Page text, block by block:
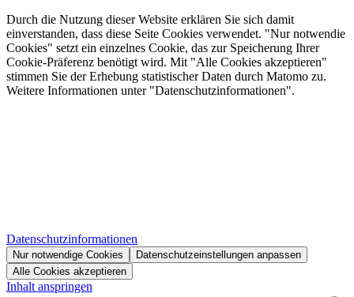
Durch die Nutzung dieser Website erklären Sie sich damit
einverstanden, dass diese Seite Cookies verwendet. "Nur notwendie
Cookies" setzt ein einzelnes Cookie, das zur Speicherung Ihrer
Cookie-Präferenz benötigt wird. Mit "Alle Cookies akzeptieren"
stimmen Sie der Erhebung statistischer Daten durch Matomo zu.
Weitere Informationen unter "Datenschutzinformationen".
Datenschutzinformationen
Nur notwendige Cookies
Datenschutzeinstellungen anpassen
Alle Cookies akzeptieren
Inhalt anspringen